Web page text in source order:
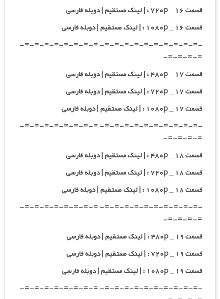
قسمت ۱۶ _ ۷۲۰p : | لینک مستقیم | دوبله فارسی
قسمت ۱۶ _ ۱۰۸۰p : | لینک مستقیم | دوبله فارسی
-=-=-=-=-=-=-=-=-=-=- =-=-=-=-=-=-=-=-
=-=-=-=-
قسمت ۱۷ _ ۴۸۰p : | لینک مستقیم | دوبله فارسی
قسمت ۱۷ _ ۷۲۰p : | لینک مستقیم | دوبله فارسی
قسمت ۱۷ _ ۱۰۸۰p : | لینک مستقیم | دوبله فارسی
-=-=-=-=-=-=-=-=-=-=- =-=-=-=-=-=-=-=-
=-=-=-=-
قسمت ۱۸ _ ۴۸۰p : | لینک مستقیم | دوبله فارسی
قسمت ۱۸ _ ۷۲۰p : | لینک مستقیم | دوبله فارسی
قسمت ۱۸ _ ۱۰۸۰p : | لینک مستقیم | دوبله فارسی
-=-=-=-=-=-=-=-=-=-=- =-=-=-=-=-=-=-=-
=-=-=-=-
قسمت ۱۹ _ ۴۸۰p : | لینک مستقیم | دوبله فارسی
قسمت ۱۹ _ ۷۲۰p : | لینک مستقیم | دوبله فارسی
قسمت ۱۹ _ ۱۰۸۰p : | لینک مستقیم | دوبله فارسی
-=-=-=-=-=-=-=-=-=-=- =-=-=-=-=-=-=-=-